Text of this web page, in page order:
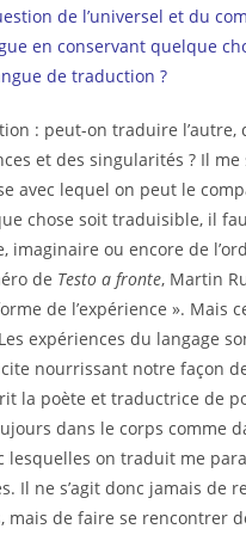
de l’universel et du
en conservant quelque
de traduction ?
: peut-on traduire l’autre,
et des singularités ? Il me
avec lequel on peut le
chose soit traduisible, il
imaginaire ou encore de
de Testo a fronte, Martin
de l’expérience ». Mais
expériences du langage
nourrissant notre façon
la poète et traductrice de
dans le corps comme
lesquelles on traduit me
Il ne s’agit donc jamais de
de faire se rencontrer